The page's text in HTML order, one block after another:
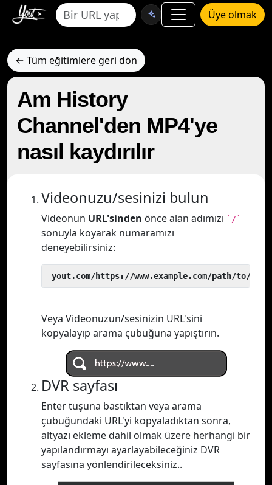
Üye olmak
← Tüm eğitimlere geri dön
Am History
Channel'den MP4'ye
nasıl kaydırılır
Videonuzu/sesinizi bulun
Videonun URL'sinden önce alan adımızı `/`
sonuyla koyarak numaramızı
deneyebilirsiniz:
yout.com/https://www.example.com/path/to/
Veya Videonuzun/sesinizin URL'sini
kopyalayıp arama çubuğuna yapıştırın.
DVR sayfası
Enter tuşuna bastıktan veya arama
çubuğundaki URL'yi kopyaladıktan sonra,
altyazı ekleme dahil olmak üzere herhangi bir
yapılandırmayı ayarlayabileceğiniz DVR
sayfasına yönlendirileceksiniz..